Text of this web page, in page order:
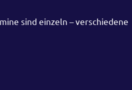
sind einzeln – verschiedene